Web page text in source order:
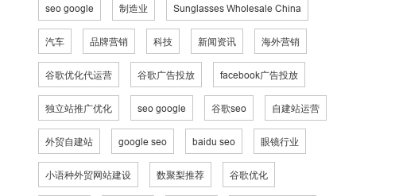
seo google 制造业 Sunglasses Wholesale China
汽车 品牌营销 科技 新闻资讯 海外营销
谷歌优化代运营 谷歌广告投放 facebook广告投放
独立站推广优化 seo google 谷歌seo 自建站运营
外贸自建站 google seo baidu seo 眼镜行业
小语种外贸网站建设 数聚梨推荐 谷歌优化